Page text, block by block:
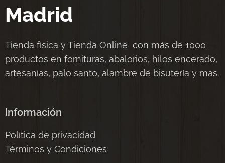
Madrid
Tienda física y Tienda Online con más de 1000
productos en fornituras, abalorios, hilos encerado,
artesanías, palo santo, alambre de bisutería y mas.
Información
Política de privacidad
Términos y Condiciones